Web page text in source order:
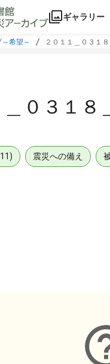
ギャラリー
希望～ ２０１１＿０３１
＿０３１
震災への備え